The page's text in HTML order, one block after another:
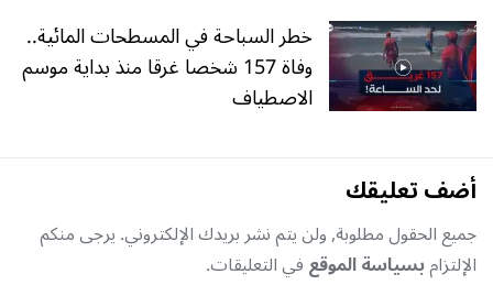
خطر السباحة في المسطحات المائية..
وفاة 157 شخصا غرقا منذ بداية موسم
الاصطياف
أضف تعليقك
جميع الحقول مطلوبة, ولن يتم نشر بريدك الإلكتروني. يرجى منكم
الإلتزامبسياسة الموقعفي التعليقات.